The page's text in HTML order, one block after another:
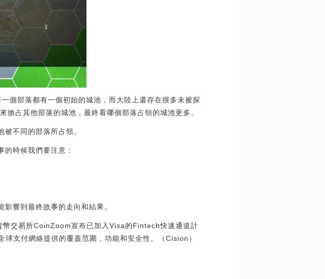
個部落都有一個初始的城池，而大陸上還存在很多未被探
占其他部落的城池，最終看哪個部落占領的城池更多。
不同的部落所占領。
時候我們要注意：
響到最終故事的走向和結果。
交易所CoinZoom宣布已加入Visa的Fintech快速通道計
支付網絡提供的覆蓋范圍，功能和安全性。（Cision）